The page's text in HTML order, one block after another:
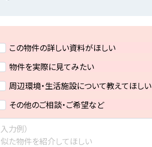
この物件の詳しい資料がほしい
物件を実際に見てみたい
周辺環境・生活施設について教えてほしい
その他のご相談・ご希望など